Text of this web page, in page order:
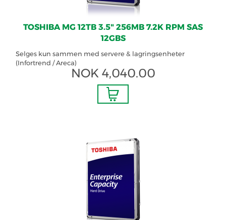
TOSHIBA MG 12TB 3.5" 256MB 7.2K RPM SAS
12GBS
Selges kun sammen med servere & lagringsenheter
(Infortrend / Areca)
NOK 4,040.00